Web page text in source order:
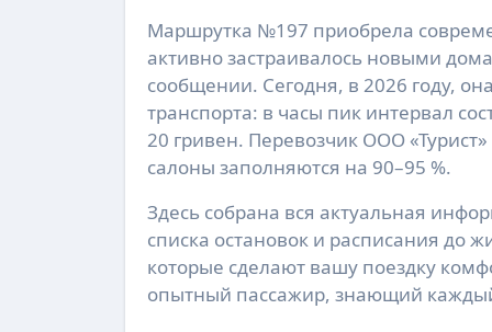
Маршрутка №197 приобрела
активно застраивалось новыми
сообщении. Сегодня, в 2026 году,
транспорта: в часы пик интервал
20 гривен. Перевозчик ООО
салоны заполняются на 90–95 %.
Здесь собрана вся актуальная
списка остановок и расписания до
которые сделают вашу поездку
опытный пассажир, знающий